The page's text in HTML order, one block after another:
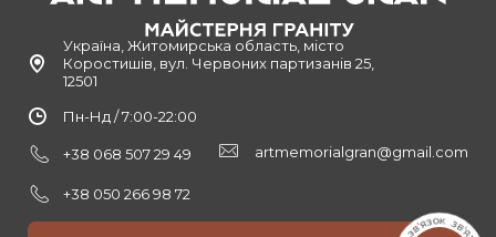
Україна, Житомирська область, місто
Коростишів, вул. Червоних партизанів 25,
12501
Пн-Нд / 7:00-22:00
+38 068 507 29 49
+38 050 266 98 72
artmemorialgran@gmail.com